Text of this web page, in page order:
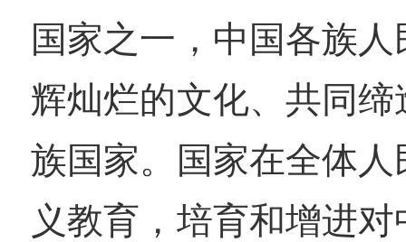
国家之一，中国各族
辉灿烂的文化、共同
族国家。国家在全体
义教育，培育和增进